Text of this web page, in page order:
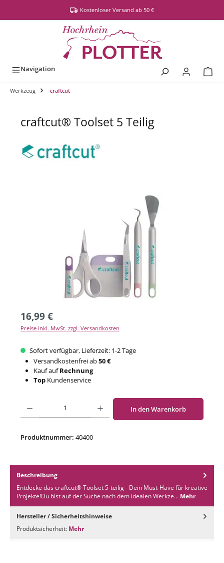
Kostenloser Versand ab 50 €
Navigation
Werkzeug craftcut
craftcut® Toolset 5 Teilig
16,99 €
Preise inkl. MwSt. zzgl. Versandkosten
Sofort verfügbar, Lieferzeit: 1-2 Tage
Versandkostenfrei ab50 €
Kauf aufRechnung
TopKundenservice
Produkt Anzahl: Gib den gewünschten Wert ein oder benutze die Schaltflächen um
In den Warenkorb
Produktnummer: 40400
Beschreibung
Entdecke das craftcut® Toolset 5-teilig - Dein Must-Have für kreative
Projekte!Du bist auf der Suche nach dem idealen Werkze… Mehr
Hersteller / Sicherheitshinweise
Produktsicherheit: Mehr